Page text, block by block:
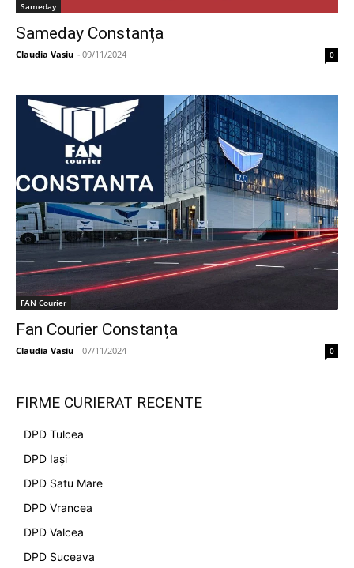
Sameday
Sameday Constanța
Claudia Vasiu - 09/11/2024 0
FAN Courier
Fan Courier Constanța
Claudia Vasiu - 07/11/2024 0
FIRME CURIERAT RECENTE
DPD Tulcea
DPD Iași
DPD Satu Mare
DPD Vrancea
DPD Valcea
DPD Suceava